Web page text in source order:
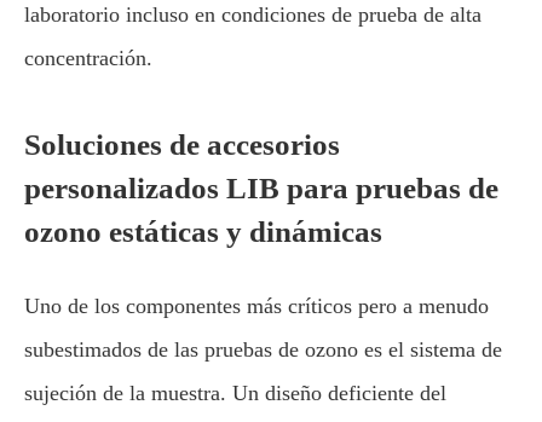
laboratorio incluso en condiciones de prueba de alta
concentración.
Soluciones de accesorios
personalizados LIB para pruebas de
ozono estáticas y dinámicas
Uno de los componentes más críticos pero a menudo
subestimados de las pruebas de ozono es el sistema de
sujeción de la muestra. Un diseño deficiente del